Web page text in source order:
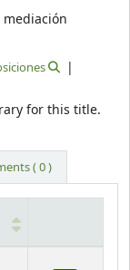
mediación
for this title.
( 0 )